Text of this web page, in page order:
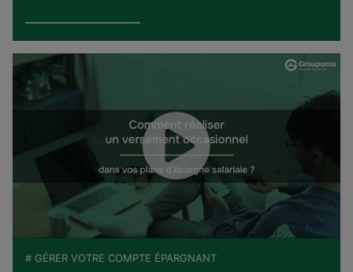
# GÉRER VOTRE COMPTE ÉPARGNANT